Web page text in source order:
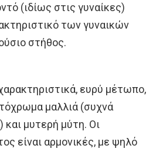
(ιδίως στις γυναίκες)
των γυναικών
στήθος.
ευρύ μέτωπο,
μαλλιά (συχνά
και μυτερή μύτη. Οι
είναι αρμονικές, με ψηλό